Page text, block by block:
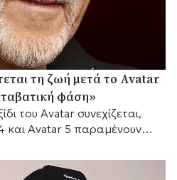
τη ζωή μετά το Avatar
φάση»
του Avatar συνεχίζεται,
και Avatar 5 παραμένουν